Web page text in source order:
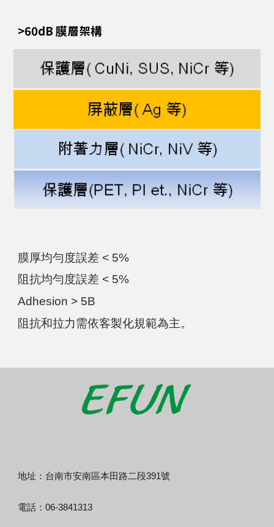
>60dB 膜層架構
膜厚均勻度誤差 < 5%
阻抗均勻度誤差 < 5%
Adhesion > 5B
阻抗和拉力需依客製化規範為主。
地址：台南市安南區本田路二段391號
電話：06-3841313